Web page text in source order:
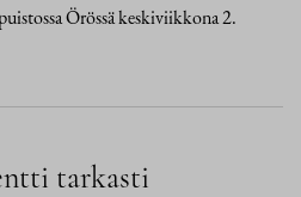
Örössä keskiviikkona 2.
tarkasti